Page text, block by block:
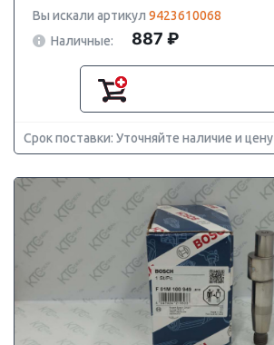
Вы искали артикул 9423610068
Наличные:
887 ₽
Срок поставки: Уточняйте наличие и цену